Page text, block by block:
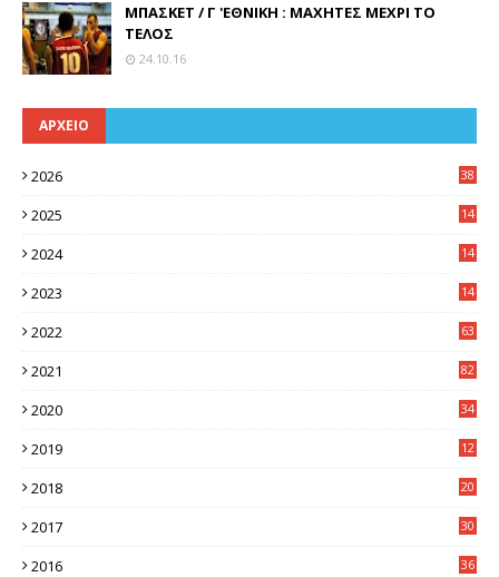
ΜΠΑΣΚΕΤ / Γ 'ΕΘΝΙΚΗ : ΜΑΧΗΤΕΣ ΜΕΧΡΙ ΤΟ
ΤΕΛΟΣ
24.10.16
ΑΡΧΕΙΟ
2026 38
2025
14
2024
14
2023
14
2022 63
2021 82
2020 34
2019
12
2018
20
2017
30
2016
36